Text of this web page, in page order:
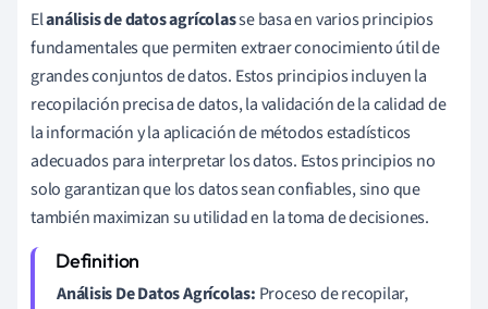
Elanálisis de datos agrícolasse basa en varios principios
fundamentales que permiten extraer conocimiento útil de
grandes conjuntos de datos. Estos principios incluyen la
recopilación precisa de datos, la validación de la calidad de
la información y la aplicación de métodos estadísticos
adecuados para interpretar los datos. Estos principios no
solo garantizan que los datos sean confiables, sino que
también maximizan su utilidad en la toma de decisiones.
Análisis De Datos Agrícolas: Proceso de recopilar,